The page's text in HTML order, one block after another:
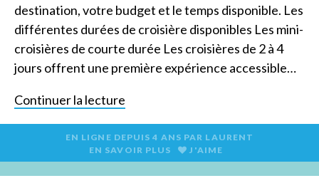
destination, votre budget et le temps disponible. Les
différentes durées de croisière disponibles Les mini-
croisières de courte durée Les croisières de 2 à 4
jours offrent une première expérience accessible…
Continuer la lecture
EN LIGNE DEPUIS4 ANS PAR LAURENT
EN SAVOIR PLUS
J'AIME